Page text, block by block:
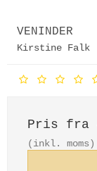
VENINDER
Kirstine Falk
Pris fra
(inkl. moms)